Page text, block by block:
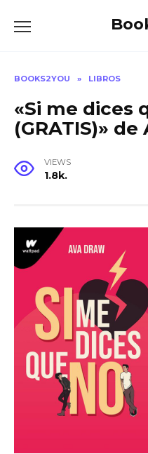
BOOKS2YOU » LIBROS
«Si me dices
(GRATIS)» de
VIEWS
1.8k.